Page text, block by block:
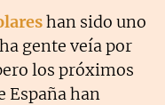
han sido uno
gente veía por
los próximos
España han